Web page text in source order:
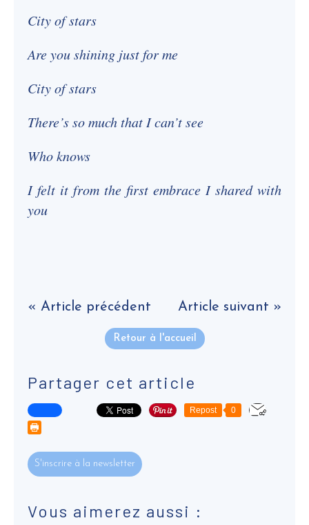
City of stars
Are you shining just for me
City of stars
There’s so much that I can’t see
Who knows
I felt it from the first embrace I shared with
you
« Article précédent Article suivant »
Retour à l'accueil
Partager cet article
Repost 0
S'inscrire à la newsletter
Vous aimerez aussi :